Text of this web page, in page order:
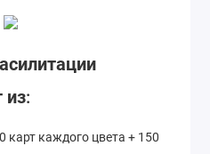
из:
карт каждого цвета + 150